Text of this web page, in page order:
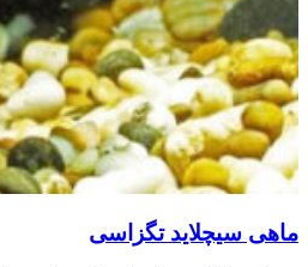
ماهی سیچلاید تگزاسی